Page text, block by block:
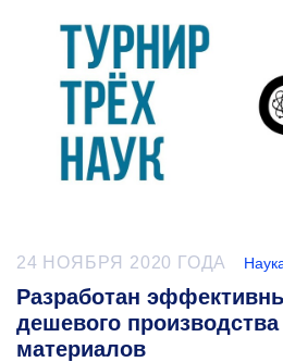
24 НОЯБРЯ 2020 ГОДА
Разработан
дешевого
материалов